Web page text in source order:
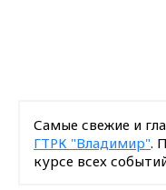
Самые свежие и
ГТРК "Владимир".
курсе всех